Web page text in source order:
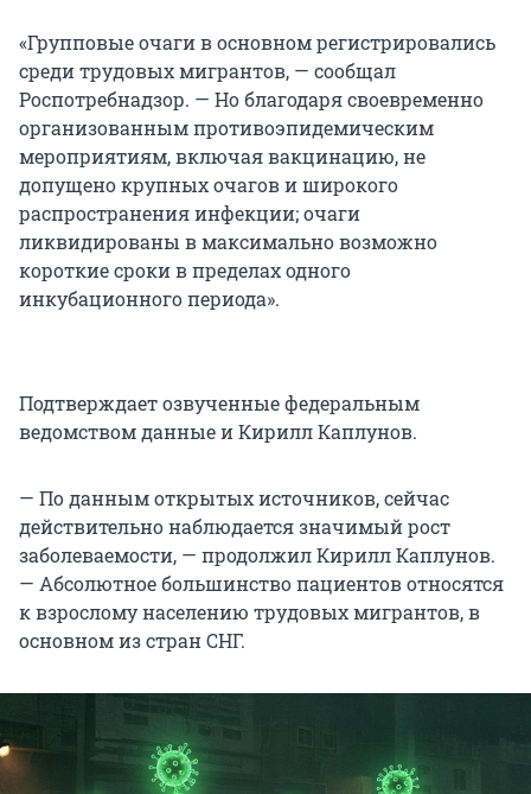
«Групповые очаги в основном регистрировались
среди трудовых мигрантов, — сообщал
Роспотребнадзор. — Но благодаря своевременно
организованным противоэпидемическим
мероприятиям, включая вакцинацию, не
допущено крупных очагов и широкого
распространения инфекции; очаги
ликвидированы в максимально возможно
короткие сроки в пределах одного
инкубационного периода».
Подтверждает озвученные федеральным
ведомством данные и Кирилл Каплунов.
— По данным открытых источников, сейчас
действительно наблюдается значимый рост
заболеваемости, — продолжил Кирилл Каплунов.
— Абсолютное большинство пациентов относятся
к взрослому населению трудовых мигрантов, в
основном из стран СНГ.